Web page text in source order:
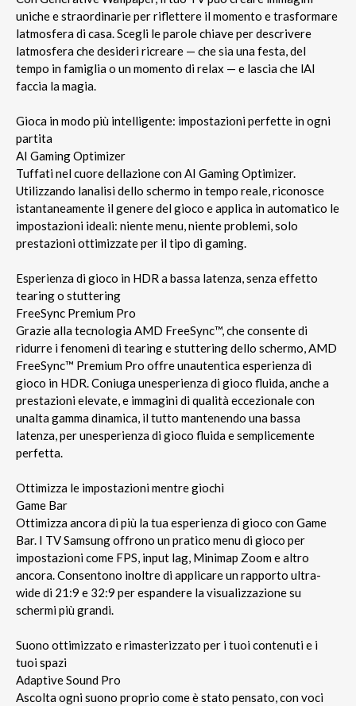
uniche e straordinarie per riflettere il momento e trasformare
latmosfera di casa. Scegli le parole chiave per descrivere
latmosfera che desideri ricreare — che sia una festa, del
tempo in famiglia o un momento di relax — e lascia che lAI
faccia la magia.
Gioca in modo più intelligente: impostazioni perfette in ogni
partita
AI Gaming Optimizer
Tuffati nel cuore dellazione con AI Gaming Optimizer.
Utilizzando lanalisi dello schermo in tempo reale, riconosce
istantaneamente il genere del gioco e applica in automatico le
impostazioni ideali: niente menu, niente problemi, solo
prestazioni ottimizzate per il tipo di gaming.
Esperienza di gioco in HDR a bassa latenza, senza effetto
tearing o stuttering
FreeSync Premium Pro
Grazie alla tecnologia AMD FreeSync™, che consente di
ridurre i fenomeni di tearing e stuttering dello schermo, AMD
FreeSync™ Premium Pro offre unautentica esperienza di
gioco in HDR. Coniuga unesperienza di gioco fluida, anche a
prestazioni elevate, e immagini di qualità eccezionale con
unalta gamma dinamica, il tutto mantenendo una bassa
latenza, per unesperienza di gioco fluida e semplicemente
perfetta.
Ottimizza le impostazioni mentre giochi
Game Bar
Ottimizza ancora di più la tua esperienza di gioco con Game
Bar. I TV Samsung offrono un pratico menu di gioco per
impostazioni come FPS, input lag, Minimap Zoom e altro
ancora. Consentono inoltre di applicare un rapporto ultra-
wide di 21:9 e 32:9 per espandere la visualizzazione su
schermi più grandi.
Suono ottimizzato e rimasterizzato per i tuoi contenuti e i
tuoi spazi
Adaptive Sound Pro
Ascolta ogni suono proprio come è stato pensato, con voci